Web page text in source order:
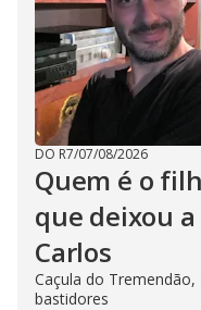
DO R7/07/08/2026
Quem é o
que deixou
Carlos
Caçula do
bastidores